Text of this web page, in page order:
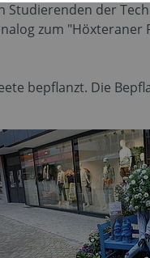
der
zum
bepflanzt. Die